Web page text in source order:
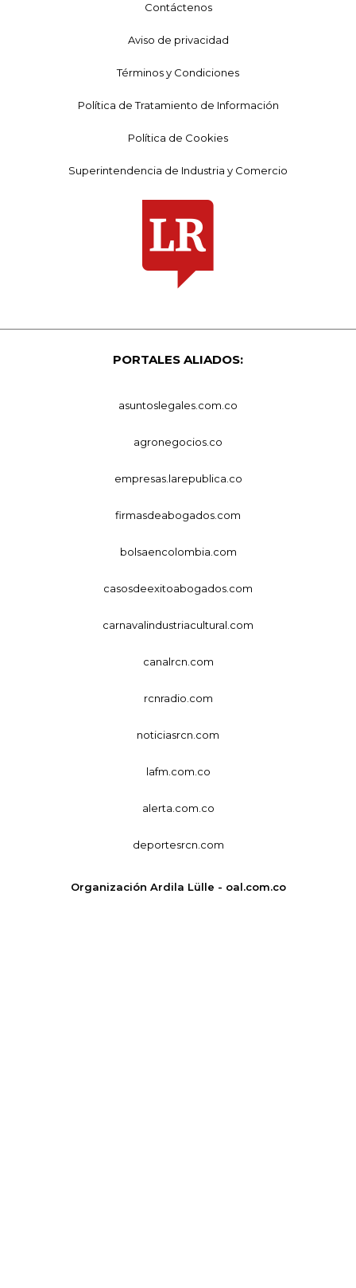
Contáctenos
Aviso de privacidad
Términos y Condiciones
Política de Tratamiento de Información
Política de Cookies
Superintendencia de Industria y Comercio
PORTALES ALIADOS:
asuntoslegales.com.co
agronegocios.co
empresas.larepublica.co
firmasdeabogados.com
bolsaencolombia.com
casosdeexitoabogados.com
carnavalindustriacultural.com
canalrcn.com
rcnradio.com
noticiasrcn.com
lafm.com.co
alerta.com.co
deportesrcn.com
Organización Ardila Lülle - oal.com.co